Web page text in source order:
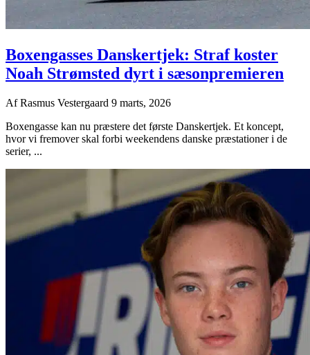
Boxengasses Danskertjek: Straf koster
Noah Strømsted dyrt i sæsonpremieren
AfRasmus Vestergaard 9 marts, 2026
Boxengasse kan nu præstere det første Danskertjek. Et koncept,
hvor vi fremover skal forbi weekendens danske præstationer i de
serier, ...